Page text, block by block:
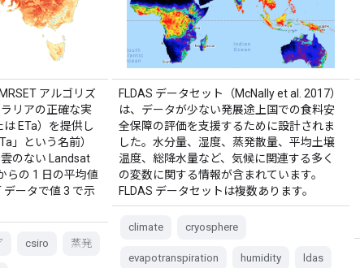
アルゴリズ
リアの正確な実
ETa）を提供し
」という名前）
のない Landsat
らの 1 日の平均値
ータで値 3 で示
csiro 蒸発
FLDAS データセット（McNally et al. 2017）
は、データが少ない発展途上国での食料安
全保障の評価を支援するために設計されま
した。水分量、湿度、蒸発散量、平均土壌
温度、総降水量など、気候に関連する多く
の変数に関する情報が含まれています。
FLDAS データセットは複数あります。
climate cryosphere
evapotranspiration humidity ldas